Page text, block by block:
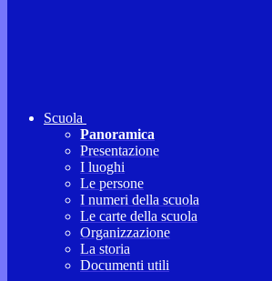
Scuola
Panoramica
Presentazione
I luoghi
Le persone
I numeri della scuola
Le carte della scuola
Organizzazione
La storia
Documenti utili